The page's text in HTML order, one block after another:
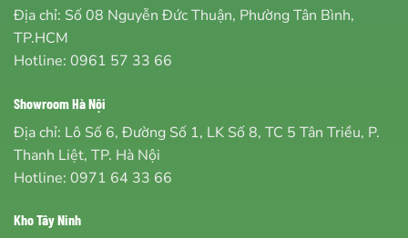
Địa chỉ: Số 08 Nguyễn Đức Thuận, Phường Tân Bình,
TP.HCM
Hotline: 0961 57 33 66
Showroom Hà Nội
Địa chỉ: Lô Số 6, Đường Số 1, LK Số 8, TC 5 Tân Triều, P.
Thanh Liệt, TP. Hà Nội
Hotline: 0971 64 33 66
Kho Tây Ninh